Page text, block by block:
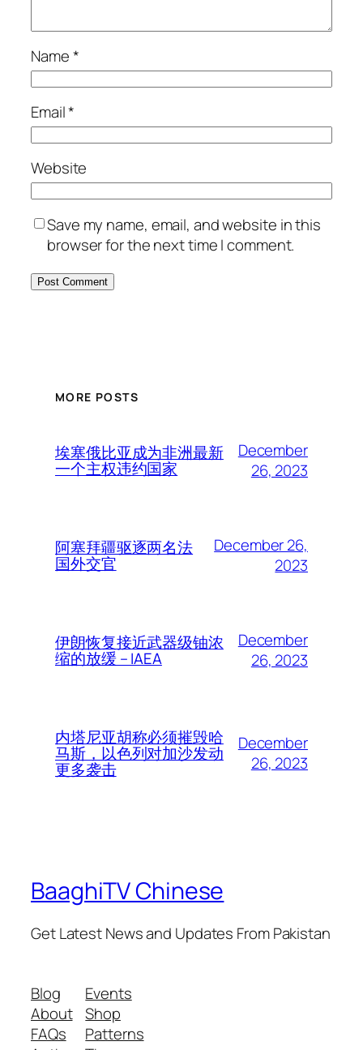
Name*
Email*
Website
Save my name, email, and website in this
browser for the next time I comment.
MORE POSTS
埃塞俄比亚成为非洲最新
一个主权违约国家
December
26, 2023
阿塞拜疆驱逐两名法
国外交官
December 26,
2023
伊朗恢复接近武器级铀浓
缩的放缓 – IAEA
December
26, 2023
内塔尼亚胡称必须摧毁哈
马斯，以色列对加沙发动
更多袭击
December
26, 2023
BaaghiTV Chinese
Get Latest News and Updates From Pakistan
Blog
About
FAQs
Events
Shop
Patterns